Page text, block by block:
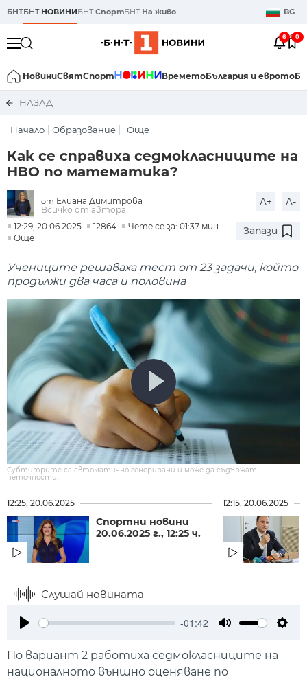
БНТБНТ НОВИНИБНТСпортБНТ На живо BG
6 0
НовиниСвятСпорт ВреметоБългария и еврото
НАЗАД
Начало Образование Още
Как се справиха седмокласниците на
НВО по математика?
от Елиана Димитрова
Всичко от автора
A+ A-
12:29, 20.06.2025 12864
Чете се за: 01:37 мин.
Още
Запази
Учениците решаваха тест от 23 задачи, който
продължи два часа и половина
Субтитрите са автоматично генерирани и може да съдържат
неточности.
12:25, 20.06.2025
Спортни новини
20.06.2025 г., 12:25 ч.
12:15, 20.06.2025
Слушай новината
-01:42
По вариант 2 работиха седмокласниците на
националното външно оценяване по